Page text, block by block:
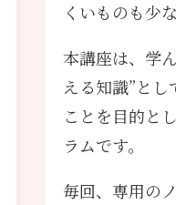
くいものも少
本講座は、学
える知識”と
ことを目的と
ラムです。
毎回、専用の